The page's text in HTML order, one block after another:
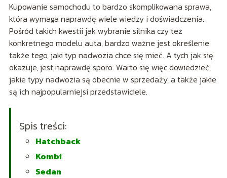
Kupowanie samochodu to bardzo skomplikowana sprawa,
która wymaga naprawdę wiele wiedzy i doświadczenia.
Pośród takich kwestii jak wybranie silnika czy też
konkretnego modelu auta, bardzo ważne jest określenie
także tego, jaki typ nadwozia chce się mieć. A tych jak się
okazuje, jest naprawdę sporo. Warto się więc dowiedzieć,
jakie typy nadwozia są obecnie w sprzedaży, a także jakie
są ich najpopularniejsi przedstawiciele.
Spis treści:
Hatchback
Kombi
Sedan